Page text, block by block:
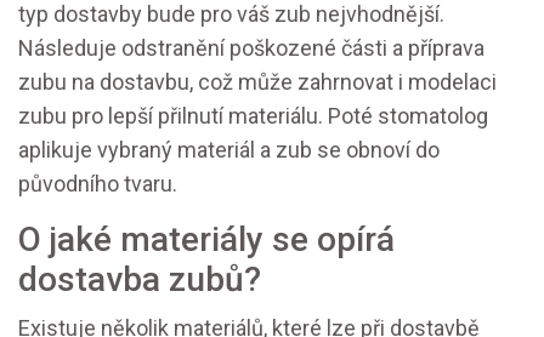
typ dostavby bude pro váš zub nejvhodnější.
Následuje odstranění poškozené části a příprava
zubu na dostavbu, což může zahrnovat i modelaci
zubu pro lepší přilnutí materiálu. Poté stomatolog
aplikuje vybraný materiál a zub se obnoví do
původního tvaru.
O jaké materiály se opírá
dostavba zubů?
Existuje několik materiálů, které lze při dostavbě